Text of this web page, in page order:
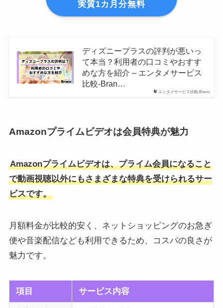
実質1カ月分無料
エンタメサービス比較-Branc
ディズニープラスの評判が悪いっ
て本当？利用者の口コミやおすす
めな方を紹介 – エンタメサービス
比較-Bran…
Amazonプライムビデオは会員特典が魅力
Amazonプライムビデオは、プライム会員になること
で動画視聴以外にもさまざまな特典を受けられるサー
ビスです。
月額料金が比較的安く、ネットショッピングのお急ぎ
便や音楽配信なども利用できるため、コスパの良さが
魅力です。
項目 サービス内容